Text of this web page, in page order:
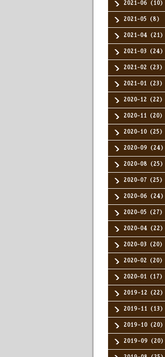
2021-06（10）
2021-05（8）
2021-04（21）
2021-03（24）
2021-02（23）
2021-01（23）
2020-12（22）
2020-11（20）
2020-10（25）
2020-09（24）
2020-08（25）
2020-07（25）
2020-06（24）
2020-05（27）
2020-04（22）
2020-03（20）
2020-02（20）
2020-01（17）
2019-12（22）
2019-11（13）
2019-10（20）
2019-09（20）